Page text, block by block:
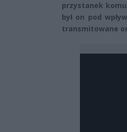
przystanek
był on pod
transmitowane